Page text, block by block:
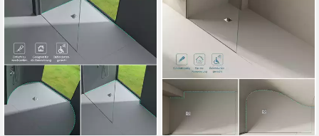
MAI & MAI
Duschwanne Duschelement
Duschboard befliesbar mit
rinne bodeneben Gefälleplatte
ab 85,95 €
UVP 120,33 €
-29%
lieferbar - in 2-3 Werktagen bei dir
DOPORRO
Duschwanne Duschelement
Befliesbar mit Gefälle
Duschboard Zuschneidbar
XPS NEU
103,14 €
lieferbar - in 2-3 Werktagen bei dir